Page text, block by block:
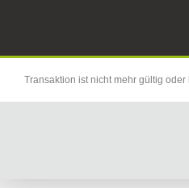
Transaktion ist nicht mehr gültig